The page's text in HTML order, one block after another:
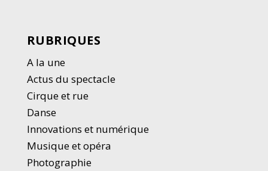
RUBRIQUES
A la une
Actus du spectacle
Cirque et rue
Danse
Innovations et numérique
Musique et opéra
Photographie